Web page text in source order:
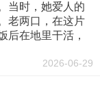
当时，她爱人的
老两口，在这片
后在地里干活，
2026-06-29